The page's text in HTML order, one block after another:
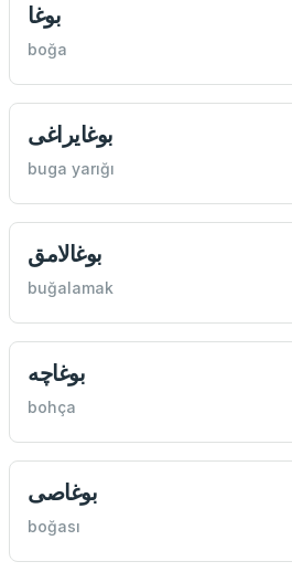
بوغا
boğa
بوغایراغی
buga yarığı
بوغالامق
buğalamak
بوغاچه
bohça
بوغاصی
boğası